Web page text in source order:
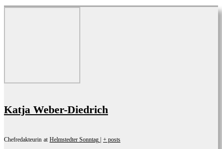
Katja Weber-Diedrich
Chefredakteurin at Helmstedter Sonntag + posts